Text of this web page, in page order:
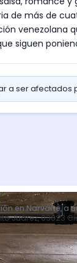
de más de
siguen
a ser
en Narvarte, a
Juárez, 03023